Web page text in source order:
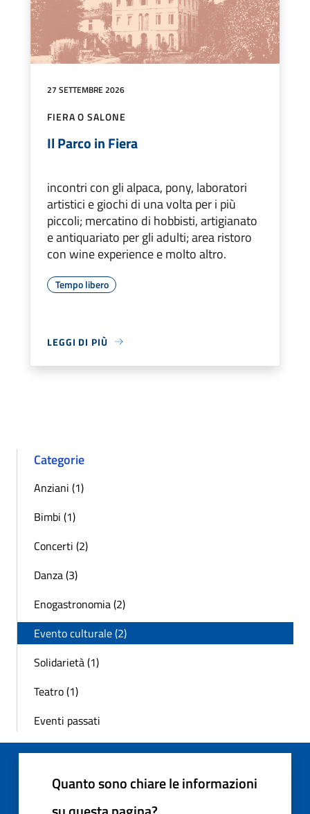
27 SETTEMBRE 2026
FIERA O SALONE
Il Parco in Fiera
incontri con gli alpaca, pony, laboratori
artistici e giochi di una volta per i più
piccoli; mercatino di hobbisti, artigianato
e antiquariato per gli adulti; area ristoro
con wine experience e molto altro.
Tempo libero
LEGGI DI PIÙ
Categorie
Anziani (1)
Bimbi (1)
Concerti (2)
Danza (3)
Enogastronomia (2)
Evento culturale (2)
Solidarietà (1)
Teatro (1)
Eventi passati
Quanto sono chiare le informazioni